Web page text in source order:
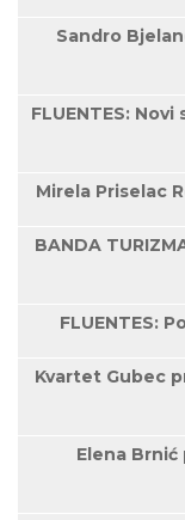
Sandro
FLUENTES:
Mirela Priselac
BANDA
FLUENTES:
Kvartet Gubec
Elena